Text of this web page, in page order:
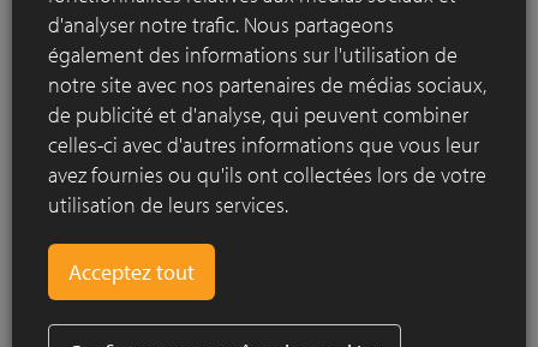
d'analyser notre trafic. Nous partageons
également des informations sur l'utilisation de
notre site avec nos partenaires de médias sociaux,
de publicité et d'analyse, qui peuvent combiner
celles-ci avec d'autres informations que vous leur
avez fournies ou qu'ils ont collectées lors de votre
utilisation de leurs services.